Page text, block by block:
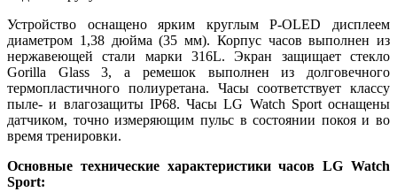
Устройство оснащено ярким круглым P-OLED дисплеем
диаметром 1,38 дюйма (35 мм). Корпус часов выполнен из
нержавеющей стали марки 316L. Экран защищает стекло
Gorilla Glass 3, а ремешок выполнен из долговечного
термопластичного полиуретана. Часы соответствует классу
пыле- и влагозащиты IP68. Часы LG Watch Sport оснащены
датчиком, точно измеряющим пульс в состоянии покоя и во
время тренировки.
Основные технические характеристики часов LG Watch
Sport: